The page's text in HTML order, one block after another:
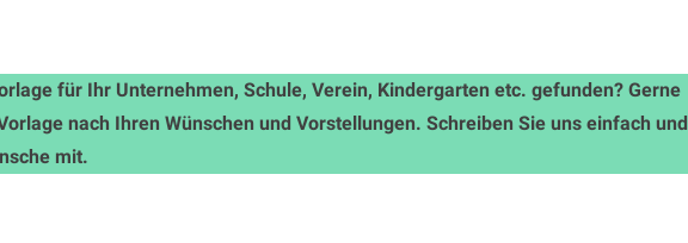
für Ihr Unternehmen, Schule, Verein, Kindergarten etc. gefunden? Gerne
nach Ihren Wünschen und Vorstellungen. Schreiben Sie uns einfach und
mit.